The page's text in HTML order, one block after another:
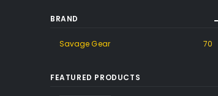
BRAND
Savage Gear 70
FEATURED PRODUCTS